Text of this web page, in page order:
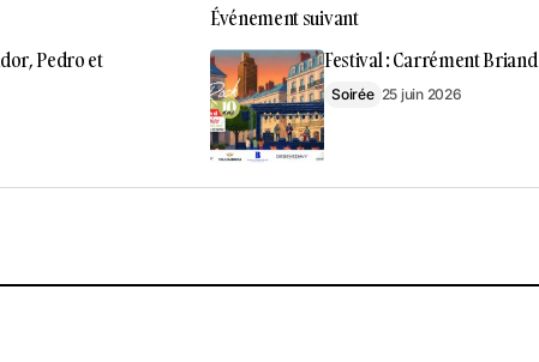
Pedro et
Événement suivant
Festival : Carrément Briand
Soirée 25 juin 2026